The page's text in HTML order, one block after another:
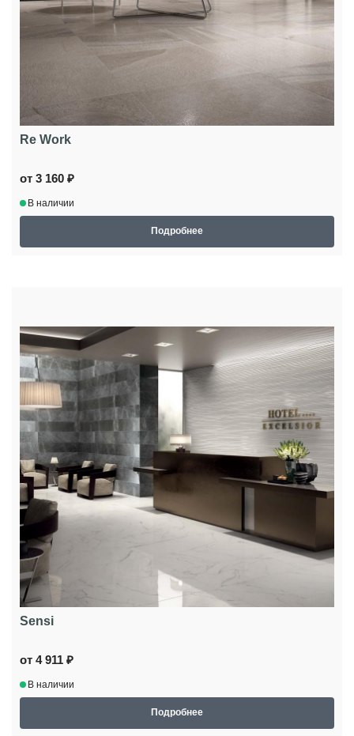
Re Work
от 3 160 ₽
В наличии
Подробнее
Sensi
от 4 911 ₽
В наличии
Подробнее